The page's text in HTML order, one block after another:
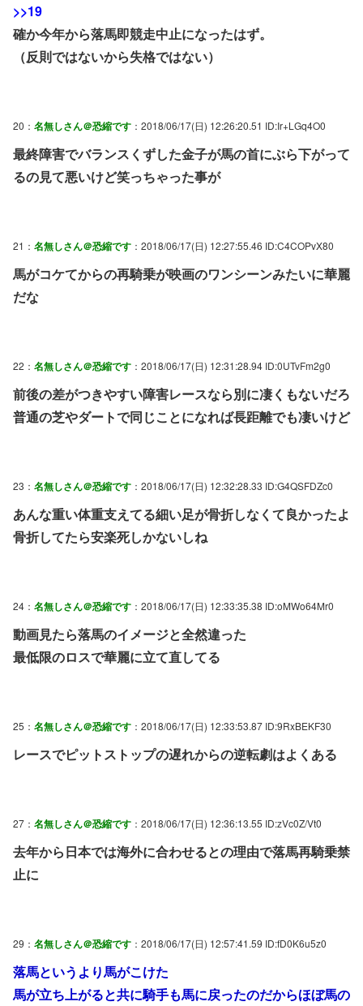
>>19
確か今年から落馬即競走中止になったはず。
（反則ではないから失格ではない）
20： 名無しさん＠恐縮です ：2018/06/17(日) 12:26:20.51 ID:Ir+LGq4O0
最終障害でバランスくずした金子が馬の首にぶら下がって
るの見て悪いけど笑っちゃった事が
21： 名無しさん＠恐縮です ：2018/06/17(日) 12:27:55.46 ID:C4COPvX80
馬がコケてからの再騎乗が映画のワンシーンみたいに華麗
だな
22： 名無しさん＠恐縮です ：2018/06/17(日) 12:31:28.94 ID:0UTvFm2g0
前後の差がつきやすい障害レースなら別に凄くもないだろ
普通の芝やダートで同じことになれば長距離でも凄いけど
23： 名無しさん＠恐縮です ：2018/06/17(日) 12:32:28.33 ID:G4QSFDZc0
あんな重い体重支えてる細い足が骨折しなくて良かったよ
骨折してたら安楽死しかないしね
24： 名無しさん＠恐縮です ：2018/06/17(日) 12:33:35.38 ID:oMWo64Mr0
動画見たら落馬のイメージと全然違った
最低限のロスで華麗に立て直してる
25： 名無しさん＠恐縮です ：2018/06/17(日) 12:33:53.87 ID:9RxBEKF30
レースでピットストップの遅れからの逆転劇はよくある
27： 名無しさん＠恐縮です ：2018/06/17(日) 12:36:13.55 ID:zVc0Z/Vt0
去年から日本では海外に合わせるとの理由で落馬再騎乗禁
止に
29： 名無しさん＠恐縮です ：2018/06/17(日) 12:57:41.59 ID:fD0K6u5z0
落馬というより馬がこけた
馬が立ち上がると共に騎手も馬に戻ったのだからほぼ馬の